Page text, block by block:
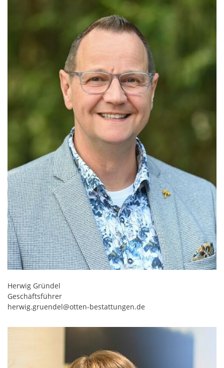
Herwig Gründel
Geschäftsführer
herwig.gruendel@otten-bestattungen.de